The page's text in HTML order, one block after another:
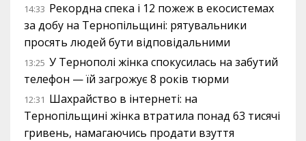
14:33 Рекордна спека і 12 пожеж в екосистемах
за добу на Тернопільщині: рятувальники
просять людей бути відповідальними
13:25 У Тернополі жінка спокусилась на забутий
телефон — їй загрожує 8 років тюрми
12:31 Шахрайство в інтернеті: на
Тернопільщині жінка втратила понад 63 тисячі
гривень, намагаючись продати взуття